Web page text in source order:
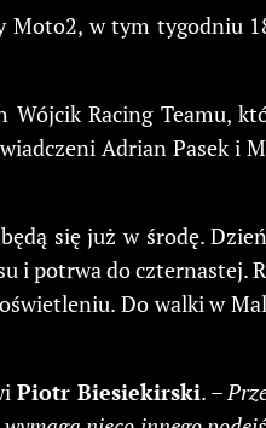
Moto2, w tym tygodniu
Racing Teamu,
Adrian Pasek i
się już w środę.
i potrwa do czternastej.
Do walki w
Piotr Biesiekirski. –